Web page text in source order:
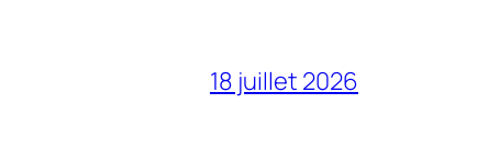
18 juillet 2026